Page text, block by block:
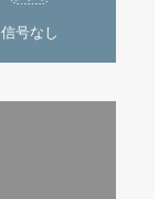
信号なし